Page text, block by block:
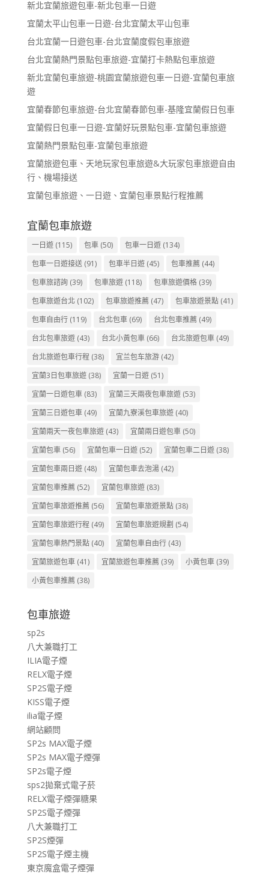
新北宜蘭旅遊包車-新北包車一日遊
宜蘭太平山包車一日遊-台北宜蘭太平山包車
台北宜蘭一日遊包車-台北宜蘭度假包車旅遊
台北宜蘭熱門景點包車旅遊-宜蘭打卡熱點包車旅遊
新北宜蘭包車旅遊-桃園宜蘭旅遊包車一日遊-宜蘭包車旅
遊
宜蘭春節包車旅遊-台北宜蘭春節包車-基隆宜蘭假日包車
宜蘭假日包車一日遊-宜蘭好玩景點包車-宜蘭包車旅遊
宜蘭熱門景點包車-宜蘭包車旅遊
宜蘭旅遊包車、天地玩家包車旅遊&大玩家包車旅遊自由
行、機場接送
宜蘭包車旅遊、一日遊、宜蘭包車景點行程推薦
宜蘭包車旅遊
一日遊(115) 包車(50) 包車一日遊(134)
包車一日遊接送(91) 包車半日遊(45) 包車推薦(44)
包車旅諮詢(39) 包車旅遊(118) 包車旅遊價格(39)
包車旅遊台北 (102) 包車旅遊推薦(47) 包車旅遊景點(41)
包車自由行(119) 台北包車(69) 台北包車推薦(49)
台北包車旅遊(43) 台北小黃包車(66) 台北旅遊包車(49)
台北旅遊包車行程 (38) 宜兰包车旅游(42)
宜蘭3日包車旅遊(38) 宜蘭一日遊(51)
宜蘭一日遊包車(83) 宜蘭三天兩夜包車旅遊(53)
宜蘭三日遊包車(49) 宜蘭九寮溪包車旅遊(40)
宜蘭兩天一夜包車旅遊(43) 宜蘭兩日遊包車(50)
宜蘭包車(56) 宜蘭包車一日遊(52) 宜蘭包車二日遊(38)
宜蘭包車兩日遊(48) 宜蘭包車去泡湯(42)
宜蘭包車推薦(52) 宜蘭包車旅遊(83)
宜蘭包車旅遊推薦(56) 宜蘭包車旅遊景點(38)
宜蘭包車旅遊行程 (49) 宜蘭包車旅遊規劃 (54)
宜蘭包車熱門景點(40) 宜蘭包車自由行(43)
宜蘭旅遊包車(41) 宜蘭旅遊包車推薦(39) 小黃包車(39)
小黃包車推薦(38)
包車旅遊
sp2s
八大兼職打工
ILIA電子煙
RELX電子煙
SP2S電子煙
KISS電子煙
ilia電子煙
網站顧問
SP2s MAX電子煙
SP2s MAX電子煙彈
SP2s電子煙
sps2拋棄式電子菸
RELX電子煙彈糖果
SP2S電子煙彈
八大兼職打工
SP2S煙彈
SP2S電子煙主機
東京魔盒電子煙彈